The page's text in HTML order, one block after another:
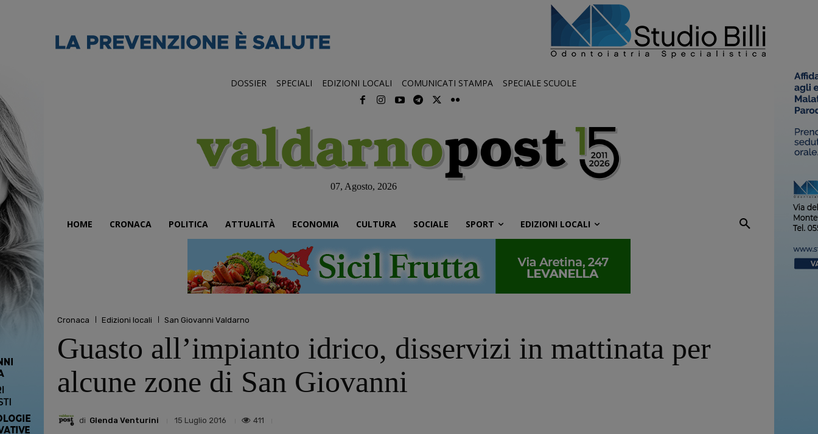
DOSSIER SPECIALI EDIZIONI LOCALI COMUNICATI STAMPA SPECIALE SCUOLE
07, Agosto, 2026
HOME CRONACA POLITICA ATTUALITÀ ECONOMIA CULTURA SOCIALE SPORT EDIZIONI LOCALI
Cronaca Edizioni locali San Giovanni Valdarno
Guasto all’impianto idrico, disservizi in mattinata per
alcune zone di San Giovanni
di Glenda Venturini 15 Luglio 2016 411